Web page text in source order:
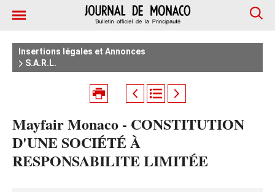
Insertions légales et Annonces
S.A.R.L.
Mayfair Monaco - CONSTITUTION
D'UNE SOCIÉTÉ À
RESPONSABILITE LIMITÉE